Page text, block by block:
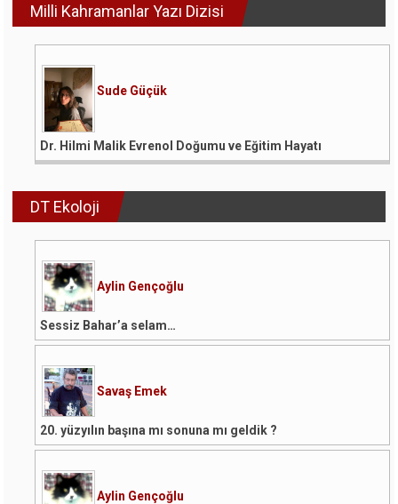
Birey,
Milli Kahramanlar Yazı Dizisi
Sude Güçük
Dr. Hilmi Malik Evrenol Doğumu ve Eğitim Hayatı
DT Ekoloji
Aylin Gençoğlu
Sessiz Bahar’a selam…
Savaş Emek
20. yüzyılın başına mı sonuna mı geldik ?
Aylin Gençoğlu